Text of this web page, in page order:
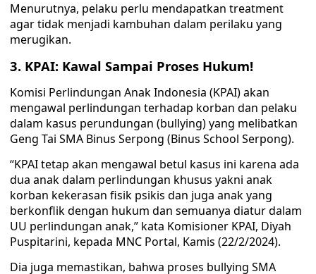
Menurutnya, pelaku perlu mendapatkan treatment
agar tidak menjadi kambuhan dalam perilaku yang
merugikan.
3. KPAI: Kawal Sampai Proses Hukum!
Komisi Perlindungan Anak Indonesia (KPAI) akan
mengawal perlindungan terhadap korban dan pelaku
dalam kasus perundungan (bullying) yang melibatkan
Geng Tai SMA Binus Serpong (Binus School Serpong).
“KPAI tetap akan mengawal betul kasus ini karena ada
dua anak dalam perlindungan khusus yakni anak
korban kekerasan fisik psikis dan juga anak yang
berkonflik dengan hukum dan semuanya diatur dalam
UU perlindungan anak,” kata Komisioner KPAI, Diyah
Puspitarini, kepada MNC Portal, Kamis (22/2/2024).
Dia juga memastikan, bahwa proses bullying SMA